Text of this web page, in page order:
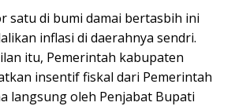
satu di bumi damai bertasbih ini
inflasi di daerahnya sendri.
itu, Pemerintah kabupaten
insentif fiskal dari Pemerintah
langsung oleh Penjabat Bupati